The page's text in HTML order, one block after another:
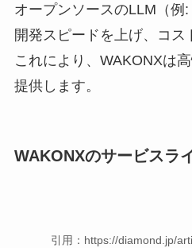
オープンソースのLLM（例:
開発スピードを上げ、コス
これにより、WAKONXは
提供します。
WAKONXのサービスラ
引用：https://diamond.jp/